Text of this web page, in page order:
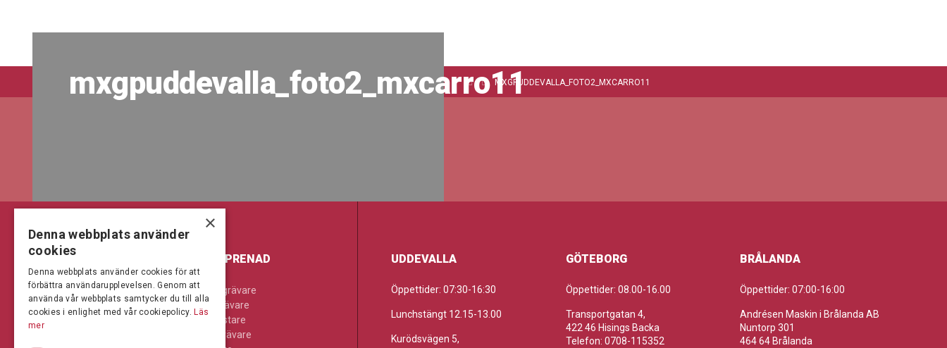
MXGPUDDEVALLA_FOTO2_MXCARRO11
mxgpuddevalla_foto2_mxcarro11
LANTBRUK & SKOG
Jordbearbetning
Kompaktlastare
ENTREPRENAD
Bandgrävare
Hjulgrävare
Hjullastare
Minigrävare
UDDEVALLA
Öppettider: 07:30-16:30
Lunchstängt 12.15-13.00
Kurödsvägen 5,
GÖTEBORG
Öppettider: 08.00-16.00
Transportgatan 4,
422 46 Hisings Backa
Telefon: 0708-115352
BRÅLANDA
Öppettider: 07:00-16:00
Andrésen Maskin i Brålanda AB
Nuntorp 301
464 64 Brålanda
×
Denna webbplats använder
cookies
Denna webbplats använder cookies för att
förbättra användarupplevelsen. Genom att
använda vår webbplats samtycker du till alla
cookies i enlighet med vår cookiepolicy. Läs
mer